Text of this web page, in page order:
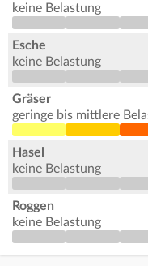
keine Belastung
Esche
keine Belastung
Gräser
geringe bis mittlere
Hasel
keine Belastung
Roggen
keine Belastung